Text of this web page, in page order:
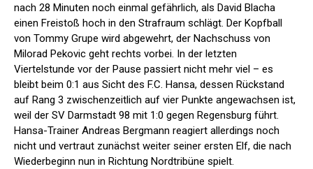
nach 28 Minuten noch einmal gefährlich, als David Blacha
einen Freistoß hoch in den Strafraum schlägt. Der Kopfball
von Tommy Grupe wird abgewehrt, der Nachschuss von
Milorad Pekovic geht rechts vorbei. In der letzten
Viertelstunde vor der Pause passiert nicht mehr viel – es
bleibt beim 0:1 aus Sicht des F.C. Hansa, dessen Rückstand
auf Rang 3 zwischenzeitlich auf vier Punkte angewachsen ist,
weil der SV Darmstadt 98 mit 1:0 gegen Regensburg führt.
Hansa-Trainer Andreas Bergmann reagiert allerdings noch
nicht und vertraut zunächst weiter seiner ersten Elf, die nach
Wiederbeginn nun in Richtung Nordtribüne spielt.